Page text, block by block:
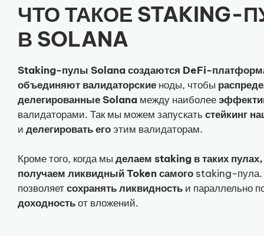
ЧТО ТАКОЕ STAKING-
В SOLANA
Staking-пулы Solanaсоздаются DeFi-
объединяют валидаторские ноды, чтобы
делегированные Solana между наиболее
валидаторами. Так мы можем запускать стейкинг
и делегировать егоэтим валидаторам.
Кроме того, когда мы делаем staking в таких
получаем ликвидный Token самого staking-пула.
позволяетсохранять ликвидность и параллельно
доходностьот вложений.